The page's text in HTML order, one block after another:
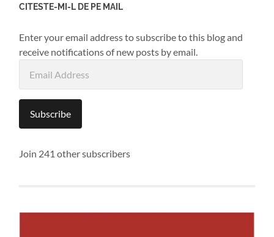
CITESTE-MI-L DE PE MAIL
Enter your email address to subscribe to this blog and
receive notifications of new posts by email.
Address
Subscribe
Join 241 other subscribers